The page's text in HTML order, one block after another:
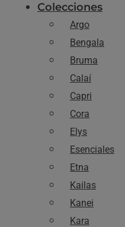
Colecciones
Argo
Bengala
Bruma
Calaí
Capri
Cora
Elys
Esenciales
Etna
Kailas
Kanei
Kara